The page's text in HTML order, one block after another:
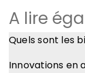
A lire
Quels sont les
Innovations en